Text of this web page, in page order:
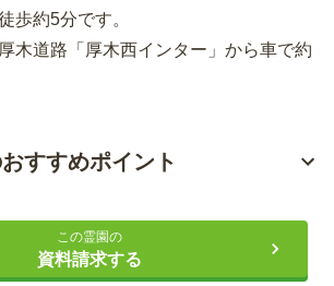
歩約5分です。
木道路「厚木西インター」から車で約
すすめポイント
所にある霊園
務なし
この霊園の
資料請求する